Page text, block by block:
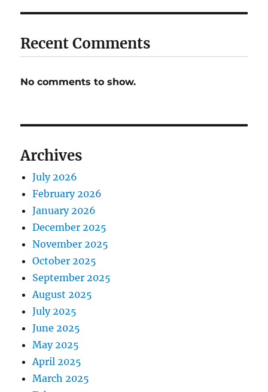
Recent Comments
No comments to show.
Archives
July 2026
February 2026
January 2026
December 2025
November 2025
October 2025
September 2025
August 2025
July 2025
June 2025
May 2025
April 2025
March 2025